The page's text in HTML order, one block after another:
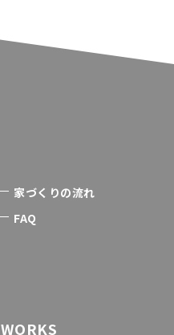
家づくりの流れ
FAQ
WORKS